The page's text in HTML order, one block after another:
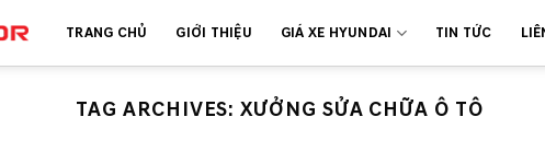
TRANG CHỦ GIỚI THIỆU GIÁ XE HYUNDAI TIN TỨC
TAG ARCHIVES:XƯỞNG SỬA CHỮA Ô TÔ